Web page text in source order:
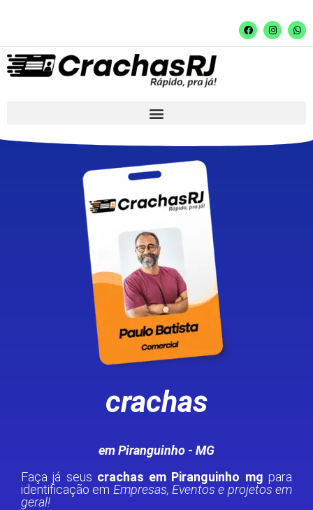
crachas
em Piranguinho - MG
Faça já seus crachas em Piranguinho mg para
identificação em Empresas, Eventos e projetos em
geral!